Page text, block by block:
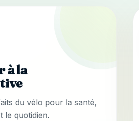
à la
du vélo pour la santé,
le quotidien.